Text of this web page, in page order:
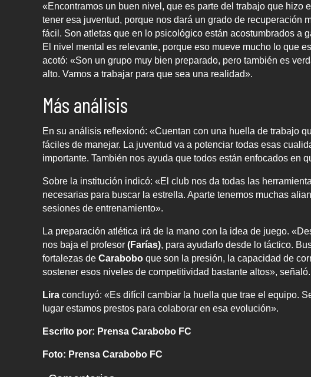
«Encontramos un buen nivel, que es parte del trabajo que hizo
tener esa juventud, porque nos dará un grado de recuperación
fácil. Son atletas que en lo psicológico están acostumbrados a
El nivel mental es relevante, porque eso mueve mucho lo que
acotó: «Son un grupo muy bien preparado, pero también es
alto. Vamos a trabajar para que sea una realidad».
Más análisis
En su análisis reflexionó: «Cuentan con una huella de trabajo
fáciles de manejar. La juventud va a potenciar todas esas
importante. También nos ayuda que todos están enfocados en
Sobre la institución indicó: «El club nos da todas las
necesarias para buscar la estrella. Aparte tenemos muchas
sesiones de entrenamiento».
La preparación atlética irá de la mano con la idea de juego.
nos baja el profesor (Farías), para ayudarlo desde lo táctico.
fortalezas de Carabobo que son la presión, la capacidad de
sostener esos niveles de competitividad bastante altos», señaló.
Lira concluyó: «Es difícil cambiar la huella que trae el equipo.
lugar estamos prestos para colaborar en esa evolución».
Escrito por: Prensa Carabobo FC
Foto: Prensa Carabobo FC